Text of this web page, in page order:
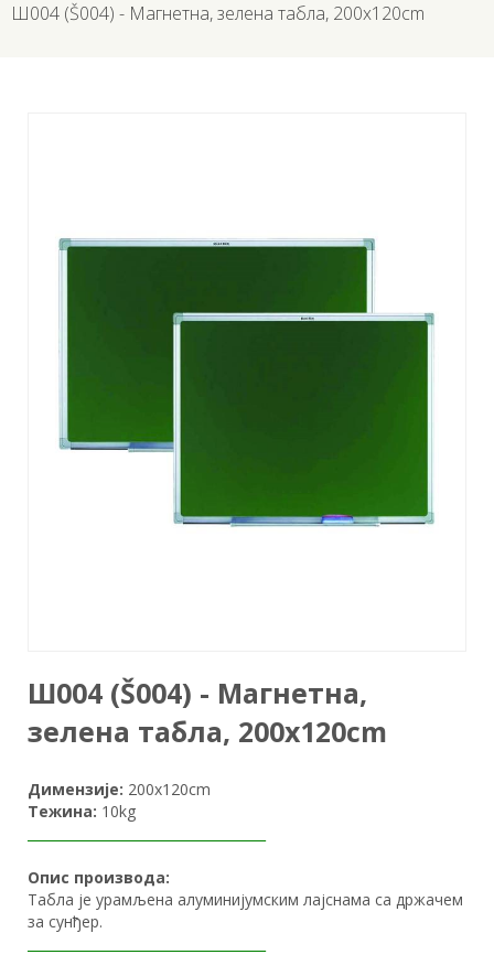
Ш004 (Š004) - Mагнетна, зелена табла, 200x120cm
Ш004 (Š004) - Mагнетна,
зелена табла, 200x120cm
Димензије: 200x120cm
Тежина: 10kg
Опис производа:
Табла је урамљена алуминијумским лајснама са држачем
за сунђер.